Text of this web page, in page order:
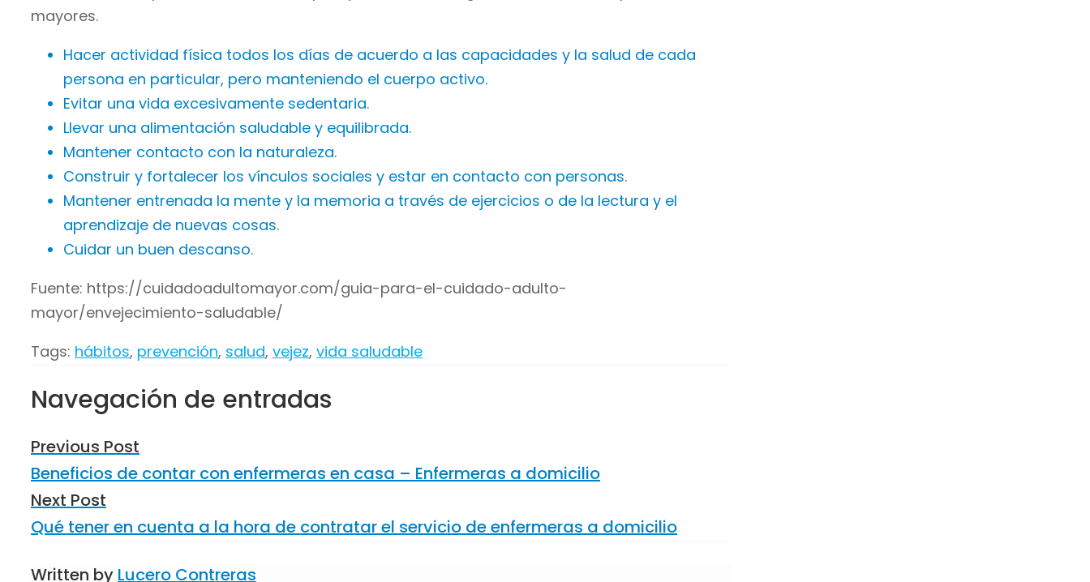
mayores.
Hacer actividad física todos los días de acuerdo a las capacidades y la salud de cada
persona en particular, pero manteniendo el cuerpo activo.
Evitar una vida excesivamente sedentaria.
Llevar una alimentación saludable y equilibrada.
Mantener contacto con la naturaleza.
Construir y fortalecer los vínculos sociales y estar en contacto con personas.
Mantener entrenada la mente y la memoria a través de ejercicios o de la lectura y el
aprendizaje de nuevas cosas.
Cuidar un buen descanso.
Fuente: https://cuidadoadultomayor.com/guia-para-el-cuidado-adulto-
mayor/envejecimiento-saludable/
Tags: hábitos, prevención, salud, vejez, vida saludable
Navegación de entradas
Previous Post
Beneficios de contar con enfermeras en casa – Enfermeras a domicilio
Next Post
Qué tener en cuenta a la hora de contratar el servicio de enfermeras a domicilio
Written by Lucero Contreras